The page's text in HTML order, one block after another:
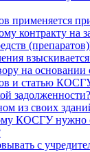
применяется
контракту на
на основании
и статью
задолженности?
из своих
КОСГУ нужно
с